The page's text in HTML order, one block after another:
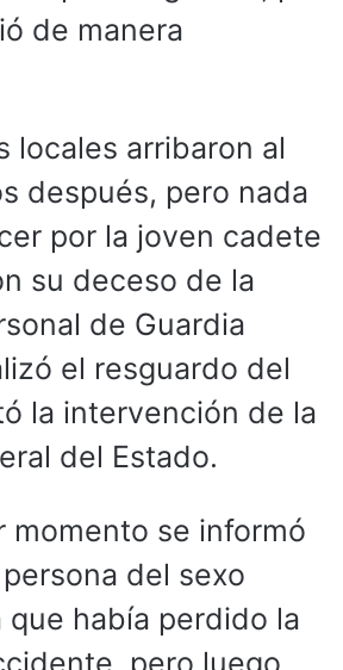
de manera
locales arribaron al
después, pero nada
por la joven cadete
su deceso de la
de Guardia
el resguardo del
la intervención de la
del Estado.
momento se informó
del sexo
que había perdido la
pero luego